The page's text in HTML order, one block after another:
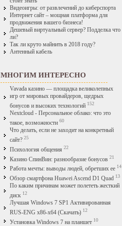
Видеоигры: от развлечений до киберспорта
Интернет сайт – мощная платформа для
продвижения вашего бизнеса!
Дешевый виртуальный сервер? Подделка что
ли?
Так ли круто майнить в 2018 году?
Антенный кабель
МНОГИМ ИНТЕРЕСНО
Vavada казино — площадка великолепных
игр от мировых провайдеров, щедрых
бонусов и высоких технологий 152
Nextcloud - Персональное облако: что это
такое, возможности 60
Что делать, если не заходит на конкретный
сайт? 25
Психология общения 22
Казино СпинВин: разнообразие бонусов 21
Работа мечты: выводы людей, обретших ее 14
Обзор смартфона Huawei Ascend D1 Quad 13
По каким причинам может полететь жесткий
диск 12
Лучшая Windows 7 SP1 Активированная
RUS-ENG x86-x64 (Скачать) 12
Установка Windows 7 на планшет 10